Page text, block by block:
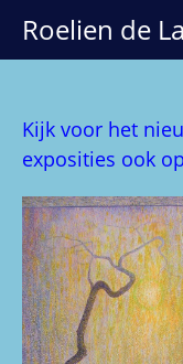
naar
inhoud
Roelien de
Kijk voor het
exposities ook op